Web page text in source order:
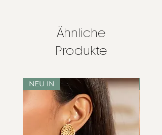
Ähnliche
Produkte
NEU IN